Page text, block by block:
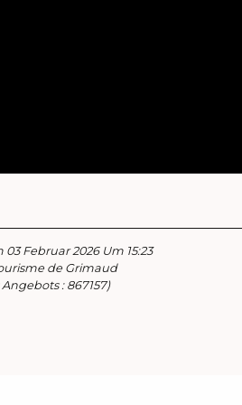
Februar 2026 Um 15:23
de Grimaud
: 867157)